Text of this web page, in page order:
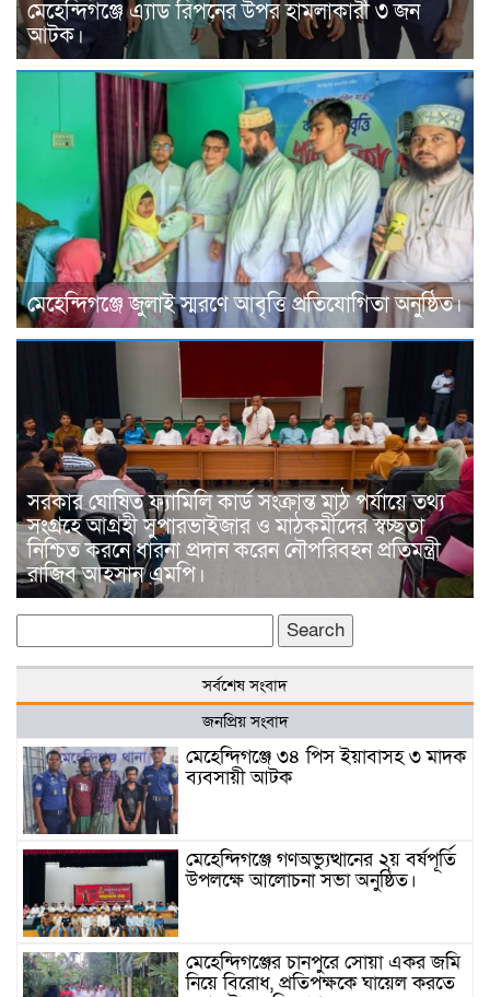
মেহেন্দিগঞ্জে এ্যাড রিপনের উপর হামলাকারী ৩ জন
আটক।
মেহেন্দিগঞ্জে জুলাই স্মরণে আবৃত্তি প্রতিযোগিতা অনুষ্ঠিত।
সরকার ঘোষিত ফ্যামিলি কার্ড সংক্রান্ত মাঠ পর্যায়ে তথ্য
সংগ্রহে আগ্রহী সুপারভাইজার ও মাঠকর্মীদের স্বচ্ছতা
নিশ্চিত করনে ধারনা প্রদান করেন নৌপরিবহন প্রতিমন্ত্রী
রাজিব আহসান এমপি।
for:
সর্বশেষ সংবাদ
জনপ্রিয় সংবাদ
মেহেন্দিগঞ্জে ৩৪ পিস ইয়াবাসহ ৩ মাদক
ব্যবসায়ী আটক
মেহেন্দিগঞ্জে গণঅভ্যুত্থানের ২য় বর্ষপূর্তি
উপলক্ষে আলোচনা সভা অনুষ্ঠিত।
মেহেন্দিগঞ্জের চানপুরে সোয়া একর জমি
নিয়ে বিরোধ, প্রতিপক্ষকে ঘায়েল করতে